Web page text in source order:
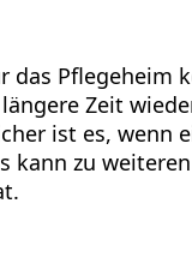
das Pflegeheim
Zeit
ist es, wenn
zu